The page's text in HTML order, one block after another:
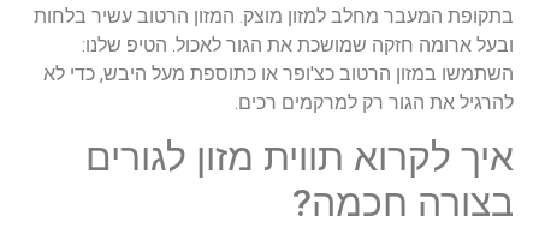
בתקופת המעבר מחלב למזון מוצק. המזון הרטוב עשיר בלחות
ובעל ארומה חזקה שמושכת את הגור לאכול. הטיפ שלנו:
השתמשו במזון הרטוב כצ'ופר או כתוספת מעל היבש, כדי לא
להרגיל את הגור רק למרקמים רכים.
איך לקרוא תווית מזון לגורים
בצורה חכמה?